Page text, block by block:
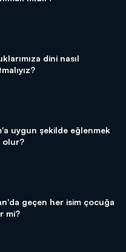
dini nasıl
uygun şekilde eğlenmek
olur?
geçen her isim çocuğa
mi?